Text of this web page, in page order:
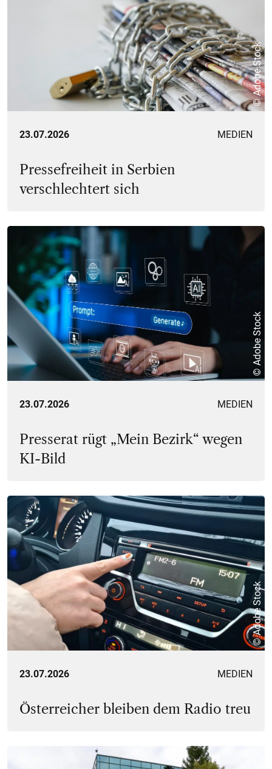
© Adobe Stock
23.07.2026 MEDIEN
Pressefreiheit in Serbien
verschlechtert sich
© Adobe Stock
23.07.2026 MEDIEN
Presserat rügt „Mein Bezirk“ wegen
KI-Bild
© Adobe Stock
23.07.2026 MEDIEN
Österreicher bleiben dem Radio treu